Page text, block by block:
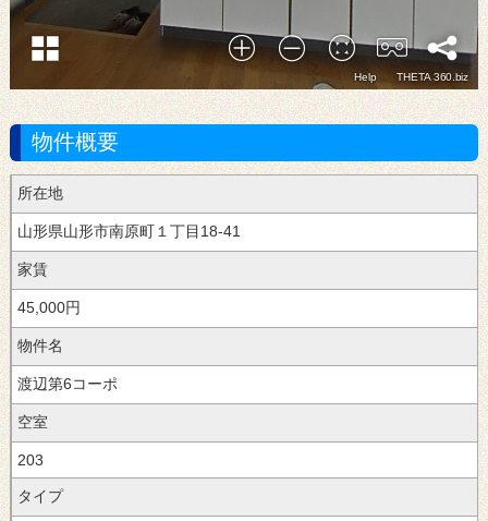
物件概要
所在地
南原町１丁目18-41
家賃
45,000円
物件名
渡辺第6コーポ
空室
203
タイプ